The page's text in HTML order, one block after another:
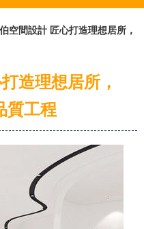
空間設計 匠心打造理想居所，
造理想居所，
質工程